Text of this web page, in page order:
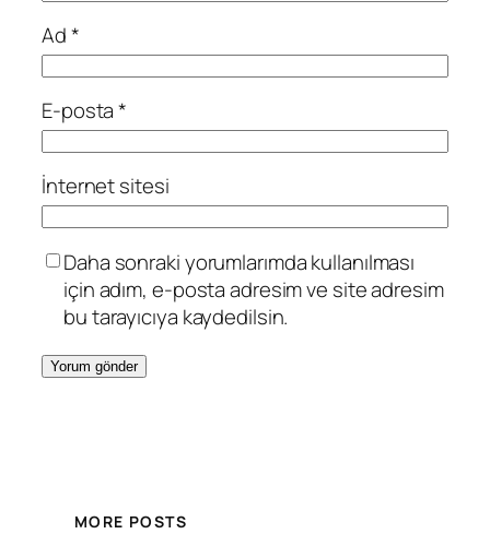
Ad*
E-posta*
İnternet sitesi
Daha sonraki yorumlarımda kullanılması
için adım, e-posta adresim ve site adresim
bu tarayıcıya kaydedilsin.
MORE POSTS